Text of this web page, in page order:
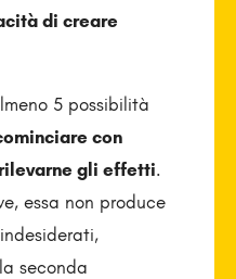
di creare
5 possibilità
con
gli effetti.
essa non produce
seconda